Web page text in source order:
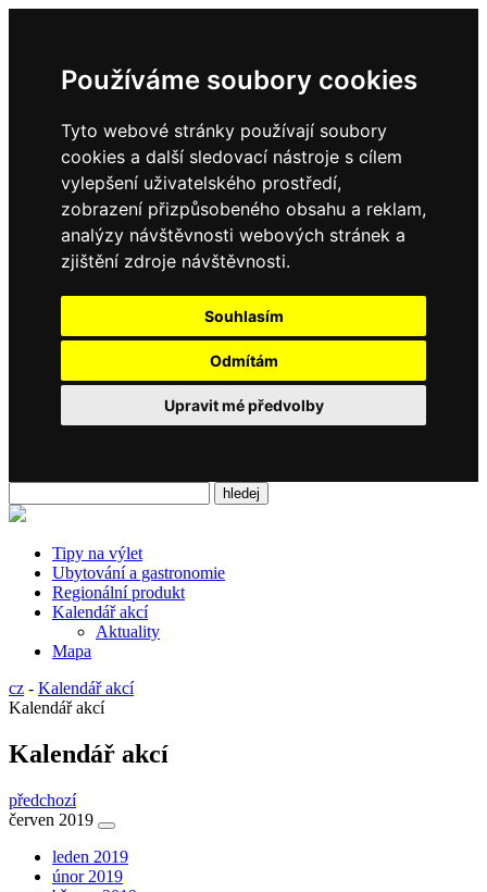
Používáme soubory cookies
Tyto webové stránky používají soubory
cookies a další sledovací nástroje s cílem
vylepšení uživatelského prostředí,
zobrazení přizpůsobeného obsahu a reklam,
analýzy návštěvnosti webových stránek a
zjištění zdroje návštěvnosti.
Souhlasím
Odmítám
Upravit mé předvolby
Tipy na výlet
Ubytování a gastronomie
Regionální produkt
Kalendář akcí
Aktuality
Mapa
cz - Kalendář akcí
Kalendář akcí
Kalendář akcí
předchozí
červen 2019
leden 2019
únor 2019